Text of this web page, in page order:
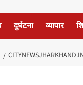
दुर्घटना व्यापार